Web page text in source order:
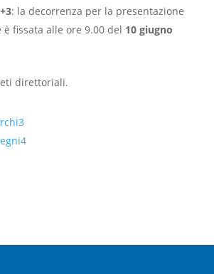
: la decorrenza per la presentazione
fissata alle ore 9.00 del 10 giugno
direttoriali.